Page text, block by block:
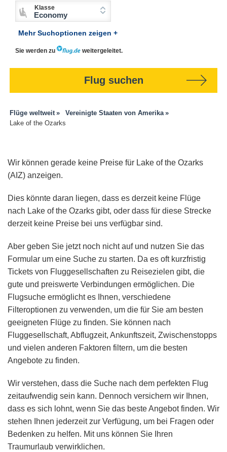
Klasse
Economy
Mehr Suchoptionen zeigen +
Sie werden zu weitergeleitet.
Flug suchen
Flüge weltweit
Vereinigte Staaten von Amerika
Lake of the Ozarks
Wir können gerade keine Preise für Lake of the Ozarks
(AIZ) anzeigen.
Dies könnte daran liegen, dass es derzeit keine Flüge
nach Lake of the Ozarks gibt, oder dass für diese Strecke
derzeit keine Preise bei uns verfügbar sind.
Aber geben Sie jetzt noch nicht auf und nutzen Sie das
Formular um eine Suche zu starten. Da es oft kurzfristig
Tickets von Fluggesellschaften zu Reisezielen gibt, die
gute und preiswerte Verbindungen ermöglichen. Die
Flugsuche ermöglicht es Ihnen, verschiedene
Filteroptionen zu verwenden, um die für Sie am besten
geeigneten Flüge zu finden. Sie können nach
Fluggesellschaft, Abflugzeit, Ankunftszeit, Zwischenstopps
und vielen anderen Faktoren filtern, um die besten
Angebote zu finden.
Wir verstehen, dass die Suche nach dem perfekten Flug
zeitaufwendig sein kann. Dennoch versichern wir Ihnen,
dass es sich lohnt, wenn Sie das beste Angebot finden. Wir
stehen Ihnen jederzeit zur Verfügung, um bei Fragen oder
Bedenken zu helfen. Mit uns können Sie Ihren
Traumurlaub verwirklichen.